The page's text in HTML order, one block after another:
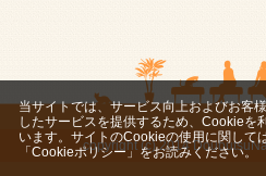
copyright (c) 2014
当サイトでは、サービス向上およびお客
したサービスを提供するため、Cookieを
います。サイトのCookieの使用に関して
「Cookieポリシー」 をお読みください。